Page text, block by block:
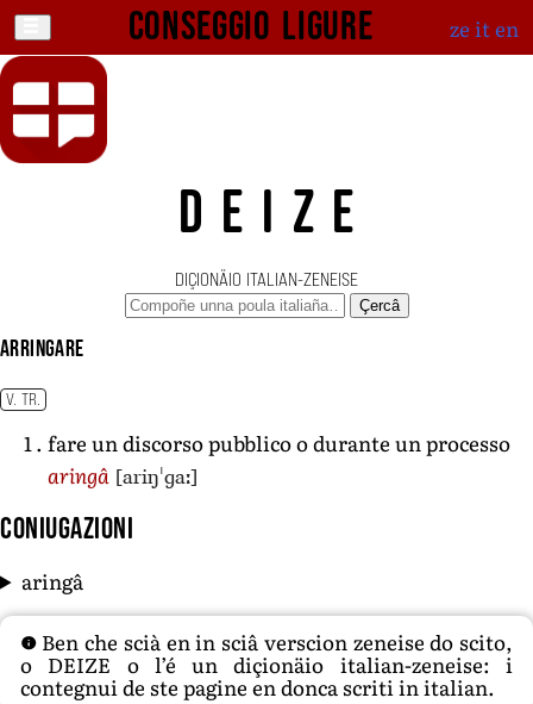
Conseggio ligure ze iten
DEIZE
DIÇIONÄIO ITALIAN-ZENEISE
Çercâ
arringare
V. TR.
fare un discorso pubblico o durante un processo
aringâ [ariŋˈɡaː]
Coniugazioni
aringâ
Ben che scià en in sciâ verscion zeneise do scito,
o DEIZE o l’é un diçionäio italian-zeneise: i
contegnui de ste pagine en donca scriti in italian.